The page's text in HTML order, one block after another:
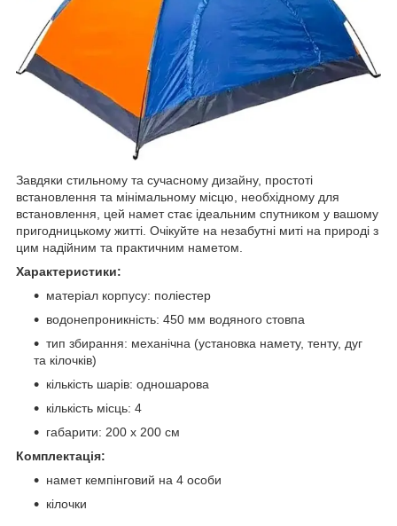
Завдяки стильному та сучасному дизайну, простоті
встановлення та мінімальному місцю, необхідному для
встановлення, цей намет стає ідеальним спутником у вашому
пригодницькому житті. Очікуйте на незабутні миті на природі з
цим надійним та практичним наметом.
Характеристики:
матеріал корпусу: поліестер
водонепроникність: 450 мм водяного стовпа
тип збирання: механічна (установка намету, тенту, дуг
та кілочків)
кількість шарів: одношарова
кількість місць: 4
габарити: 200 х 200 см
Комплектація:
намет кемпінговий на 4 особи
кілочки